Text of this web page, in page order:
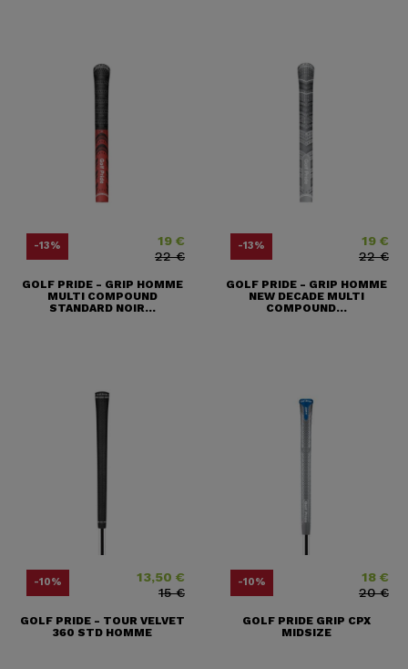
-13% Price19 €
Regular price
22 €
GOLF PRIDE - GRIP HOMME
MULTI COMPOUND
STANDARD NOIR...
-13% Price19 €
Regular
22 €
GOLF PRIDE - GRIP HOMME
NEW DECADE MULTI
COMPOUND...
-10% Price13,50 €
Regular price
15 €
GOLF PRIDE - TOUR VELVET
360 STD HOMME
-10% Price18 €
Regular
20 €
GOLF PRIDE GRIP CPX
MIDSIZE